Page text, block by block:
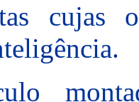
cujas